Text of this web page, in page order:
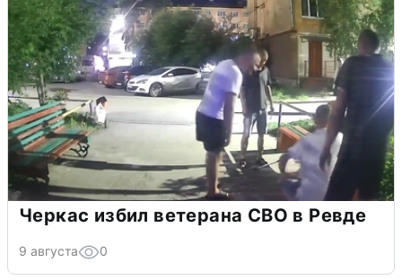
Черкас избил ветерана СВО в Ревде
9 августа 0